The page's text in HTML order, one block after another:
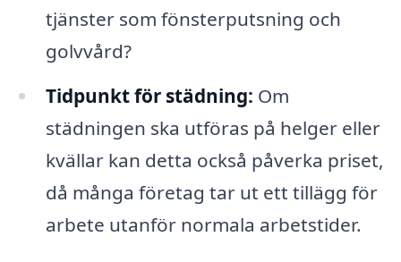
tjänster som fönsterputsning och
golvvård?
Tidpunkt för städning: Om
städningen ska utföras på helger eller
kvällar kan detta också påverka priset,
då många företag tar ut ett tillägg för
arbete utanför normala arbetstider.